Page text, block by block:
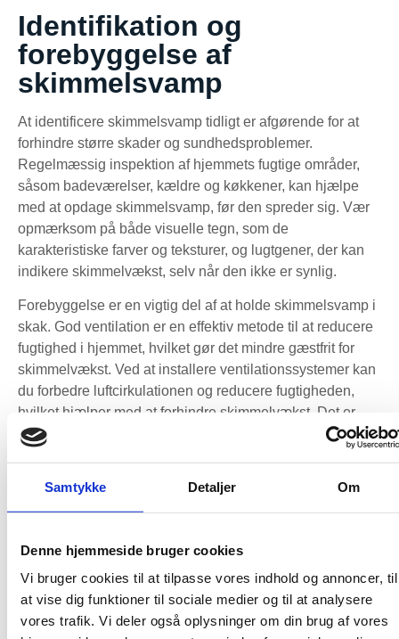
Samtykke Detaljer Om
Denne hjemmeside bruger cookies
Vi bruger cookies til at tilpasse vores indhold og annoncer, til
at vise dig funktioner til sociale medier og til at analysere
vores trafik. Vi deler også oplysninger om din brug af vores
Identifikation og
forebyggelse af
skimmelsvamp
At identificere skimmelsvamp tidligt er afgørende for at
forhindre større skader og sundhedsproblemer.
Regelmæssig inspektion af hjemmets fugtige områder,
såsom badeværelser, kældre og køkkener, kan hjælpe
med at opdage skimmelsvamp, før den spreder sig. Vær
opmærksom på både visuelle tegn, som de
karakteristiske farver og teksturer, og lugtgener, der kan
indikere skimmelvækst, selv når den ikke er synlig.
Forebyggelse er en vigtig del af at holde skimmelsvamp i
skak. God ventilation er en effektiv metode til at reducere
fugtighed i hjemmet, hvilket gør det mindre gæstfrit for
skimmelvækst. Ved at installere ventilationssystemer kan
du forbedre luftcirkulationen og reducere fugtigheden,
hvilket hjælper med at forhindre skimmelvækst. Det er
også vigtigt at reparere eventuelle vandskader hurtigt og
Ofte stillede spørgsmål
om skimmelsvamp
Hvordan kan jeg teste for skimmelsvamp i mit hjem?
Der findes hjemme-testkits, der kan give en indikation af
skimmelvækst, men for nøjagtige resultater anbefales det